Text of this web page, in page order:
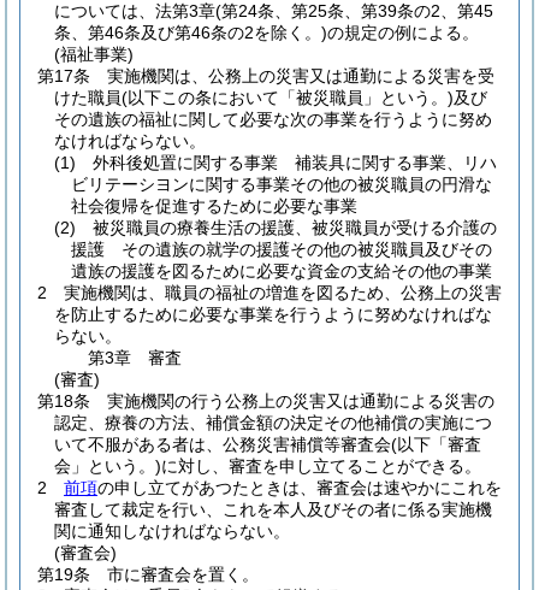
については、法第3章(第24条、第25条、第39条の2、第45
条、第46条及び第46条の2を除く。)の規定の例による。
(福祉事業)
第17条
実施機関は、公務上の災害又は通勤による災害を受
けた職員(以下この条において「被災職員」という。)及び
その遺族の福祉に関して必要な次の事業を行うように努め
なければならない。
(1)
外科後処置に関する事業 補装具に関する事業、リハ
ビリテーシヨンに関する事業その他の被災職員の円滑な
社会復帰を促進するために必要な事業
(2)
被災職員の療養生活の援護、被災職員が受ける介護の
援護 その遺族の就学の援護その他の被災職員及びその
遺族の援護を図るために必要な資金の支給その他の事業
2
実施機関は、職員の福祉の増進を図るため、公務上の災害
を防止するために必要な事業を行うように努めなければな
らない。
第3章
審査
(審査)
第18条
実施機関の行う公務上の災害又は通勤による災害の
認定、療養の方法、補償金額の決定その他補償の実施につ
いて不服がある者は、公務災害補償等審査会(以下「審査
会」という。)に対し、審査を申し立てることができる。
2
前項の申し立てがあつたときは、審査会は速やかにこれを
審査して裁定を行い、これを本人及びその者に係る実施機
関に通知しなければならない。
(審査会)
第19条
市に審査会を置く。